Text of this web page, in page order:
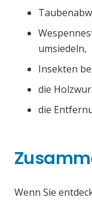
umsiedeln,
Insekten
die
die
Wenn Sie